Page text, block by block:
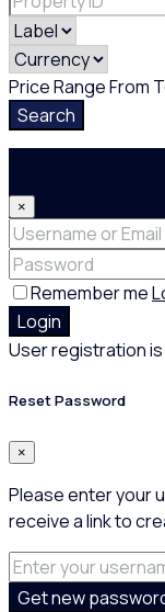
Price RangeFrom
Search
×
Remember me
Login
User registration
Reset Password
×
Please enter your
receive a link to
Get new